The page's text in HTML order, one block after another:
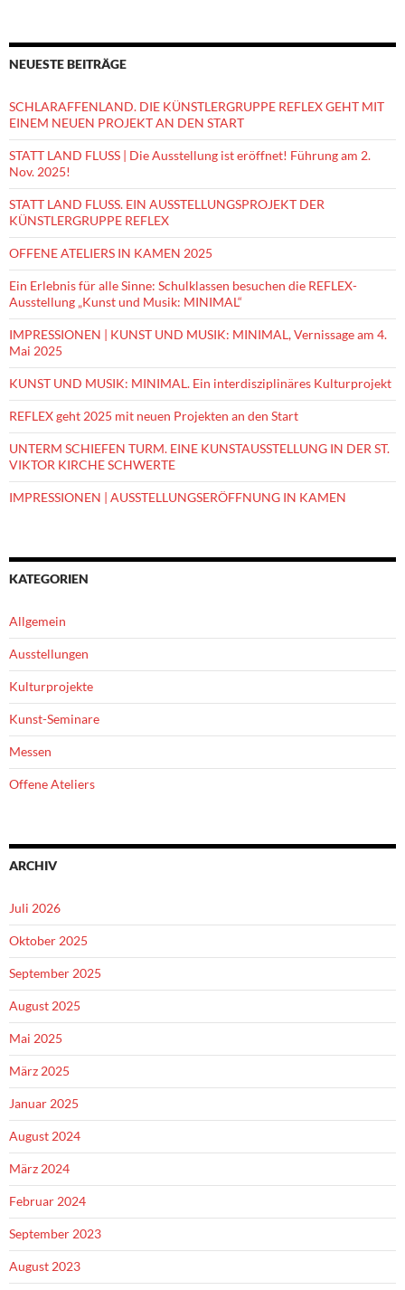
NEUESTE BEITRÄGE
SCHLARAFFENLAND. DIE KÜNSTLERGRUPPE REFLEX GEHT MIT
EINEM NEUEN PROJEKT AN DEN START
STATT LAND FLUSS | Die Ausstellung ist eröffnet! Führung am 2.
Nov. 2025!
STATT LAND FLUSS. EIN AUSSTELLUNGSPROJEKT DER
KÜNSTLERGRUPPE REFLEX
OFFENE ATELIERS IN KAMEN 2025
Ein Erlebnis für alle Sinne: Schulklassen besuchen die REFLEX-
Ausstellung „Kunst und Musik: MINIMAL“
IMPRESSIONEN | KUNST UND MUSIK: MINIMAL, Vernissage am 4.
Mai 2025
KUNST UND MUSIK: MINIMAL. Ein interdisziplinäres Kulturprojekt
REFLEX geht 2025 mit neuen Projekten an den Start
UNTERM SCHIEFEN TURM. EINE KUNSTAUSSTELLUNG IN DER ST.
VIKTOR KIRCHE SCHWERTE
IMPRESSIONEN | AUSSTELLUNGSERÖFFNUNG IN KAMEN
KATEGORIEN
Allgemein
Ausstellungen
Kulturprojekte
Kunst-Seminare
Messen
Offene Ateliers
ARCHIV
Juli 2026
Oktober 2025
September 2025
August 2025
Mai 2025
März 2025
Januar 2025
August 2024
März 2024
Februar 2024
September 2023
August 2023